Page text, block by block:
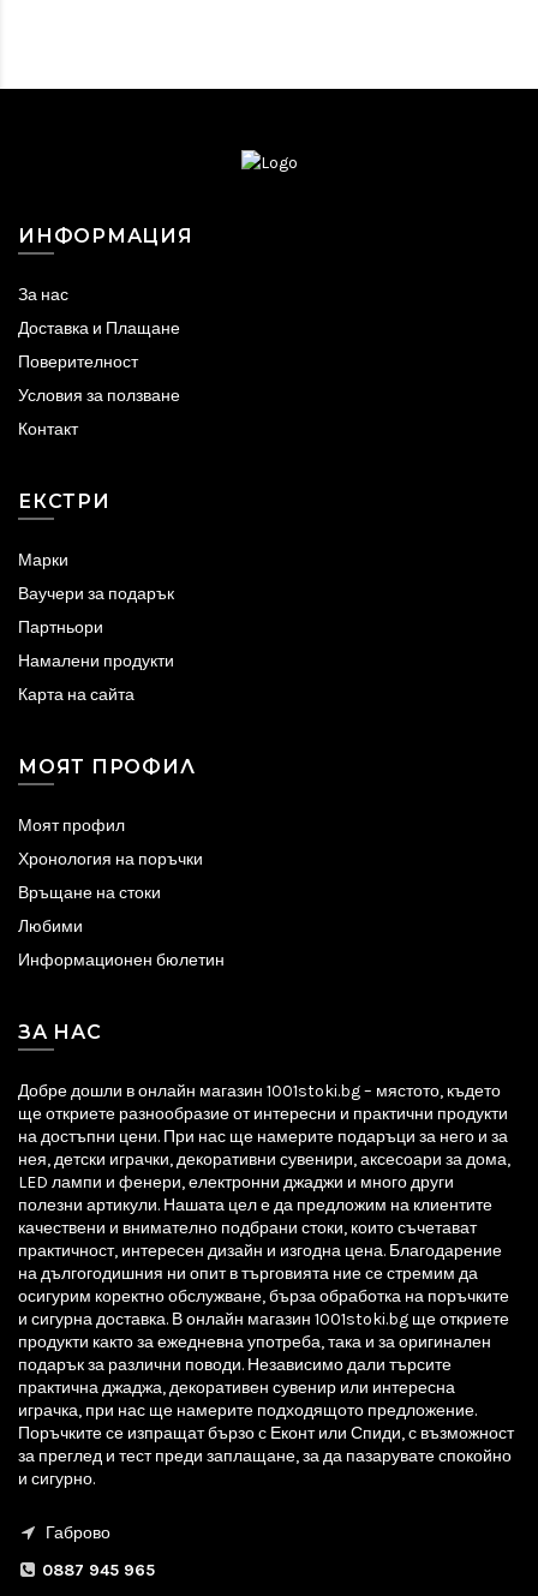
ИНФОРМАЦИЯ
За нас
Доставка и Плащане
Поверителност
Условия за ползване
Контакт
ЕКСТРИ
Марки
Ваучери за подарък
Партньори
Намалени продукти
Карта на сайта
МОЯТ ПРОФИЛ
Моят профил
Хронология на поръчки
Връщане на стоки
Любими
Информационен бюлетин
ЗА НАС
Добре дошли в онлайн магазин 1001stoki.bg – мястото, където
ще откриете разнообразие от интересни и практични продукти
на достъпни цени. При нас ще намерите подаръци за него и за
нея, детски играчки, декоративни сувенири, аксесоари за дома,
LED лампи и фенери, електронни джаджи и много други
полезни артикули. Нашата цел е да предложим на клиентите
качествени и внимателно подбрани стоки, които съчетават
практичност, интересен дизайн и изгодна цена. Благодарение
на дългогодишния ни опит в търговията ние се стремим да
осигурим коректно обслужване, бърза обработка на поръчките
и сигурна доставка. В онлайн магазин 1001stoki.bg ще откриете
продукти както за ежедневна употреба, така и за оригинален
подарък за различни поводи. Независимо дали търсите
практична джаджа, декоративен сувенир или интересна
играчка, при нас ще намерите подходящото предложение.
Поръчките се изпращат бързо с Еконт или Спиди, с възможност
за преглед и тест преди заплащане, за да пазарувате спокойно
и сигурно.
Габрово
0887 945 965